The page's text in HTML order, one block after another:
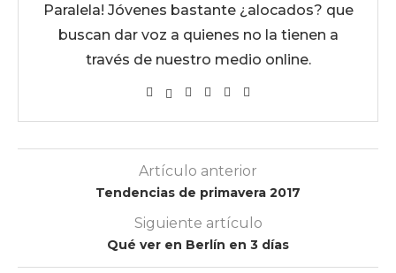
Paralela! Jóvenes bastante ¿alocados? que
buscan dar voz a quienes no la tienen a
través de nuestro medio online.
Artículo anterior
Tendencias de primavera 2017
Siguiente artículo
Qué ver en Berlín en 3 días